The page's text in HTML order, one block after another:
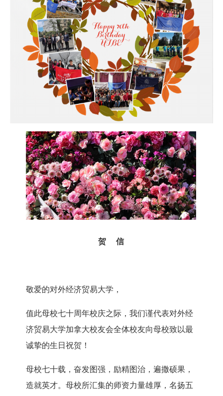
贺 信
敬爱的对外经济贸易大学，
值此母校七十周年校庆之际，我们谨代表对外经
济贸易大学加拿大校友会全体校友向母校致以最
诚挚的生日祝贺！
母校七十载，奋发图强，励精图治，遍撒硕果，
造就英才。 母校所汇集的师资力量雄厚，名扬五